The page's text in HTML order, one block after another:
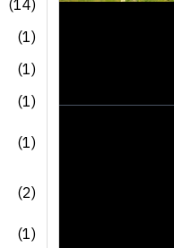
(14)
(1)
(1)
(1)
(1)
(2)
(1)